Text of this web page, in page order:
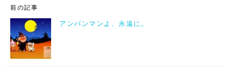
前の記事
アンパンマンよ、永遠に。